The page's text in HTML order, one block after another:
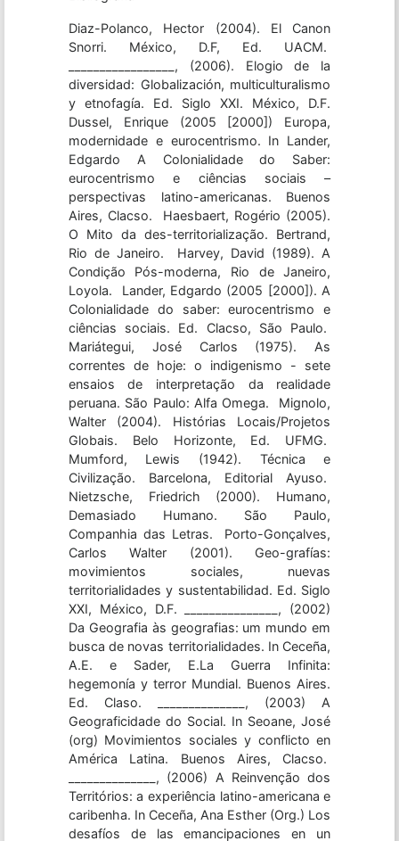
Diaz-Polanco, Hector (2004). El Canon
Snorri. México, D.F, Ed. UACM.
_________________, (2006). Elogio de la
diversidad: Globalización, multiculturalismo
y etnofagía. Ed. Siglo XXI. México, D.F.
Dussel, Enrique (2005 [2000]) Europa,
modernidade e eurocentrismo. In Lander,
Edgardo A Colonialidade do Saber:
eurocentrismo e ciências sociais –
perspectivas latino-americanas. Buenos
Aires, Clacso. Haesbaert, Rogério (2005).
O Mito da des-territorialização. Bertrand,
Rio de Janeiro. Harvey, David (1989). A
Condição Pós-moderna, Rio de Janeiro,
Loyola. Lander, Edgardo (2005 [2000]). A
Colonialidade do saber: eurocentrismo e
ciências sociais. Ed. Clacso, São Paulo.
Mariátegui, José Carlos (1975). As
correntes de hoje: o indigenismo - sete
ensaios de interpretação da realidade
peruana. São Paulo: Alfa Omega. Mignolo,
Walter (2004). Histórias Locais/Projetos
Globais. Belo Horizonte, Ed. UFMG.
Mumford, Lewis (1942). Técnica e
Civilização. Barcelona, Editorial Ayuso.
Nietzsche, Friedrich (2000). Humano,
Demasiado Humano. São Paulo,
Companhia das Letras. Porto-Gonçalves,
Carlos Walter (2001). Geo-grafías:
movimientos sociales, nuevas
territorialidades y sustentabilidad. Ed. Siglo
XXI, México, D.F. _______________, (2002)
Da Geografia às geografias: um mundo em
busca de novas territorialidades. In Ceceña,
A.E. e Sader, E.La Guerra Infinita:
hegemonía y terror Mundial. Buenos Aires.
Ed. Claso. ______________, (2003) A
Geograficidade do Social. In Seoane, José
(org) Movimientos sociales y conflicto en
América Latina. Buenos Aires, Clacso.
______________, (2006) A Reinvenção dos
Territórios: a experiência latino-americana e
caribenha. In Ceceña, Ana Esther (Org.) Los
desafíos de las emancipaciones en un